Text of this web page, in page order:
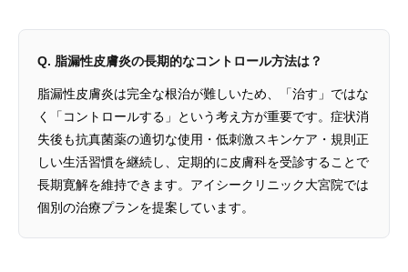
Q. 脂漏性皮膚炎の長期的なコントロール方法は？
脂漏性皮膚炎は完全な根治が難しいため、「治す」ではな
く「コントロールする」という考え方が重要です。症状消
失後も抗真菌薬の適切な使用・低刺激スキンケア・規則正
しい生活習慣を継続し、定期的に皮膚科を受診することで
長期寛解を維持できます。アイシークリニック大宮院では
個別の治療プランを提案しています。